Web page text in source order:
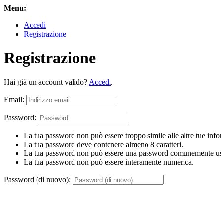
Menu:
Accedi
Registrazione
Registrazione
Hai già un account valido? Accedi.
Email:
Password:
La tua password non può essere troppo simile alle altre tue
La tua password deve contenere almeno 8 caratteri.
La tua password non può essere una password comunemente
La tua password non può essere interamente numerica.
Password (di nuovo):